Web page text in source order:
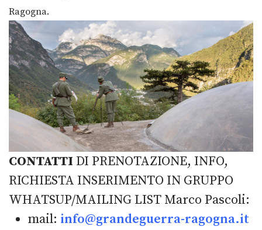
Ragogna.
CONTATTI DI PRENOTAZIONE, INFO,
RICHIESTA INSERIMENTO IN GRUPPO
WHATSUP/MAILING LIST Marco Pascoli:
mail: info@grandeguerra-ragogna.it